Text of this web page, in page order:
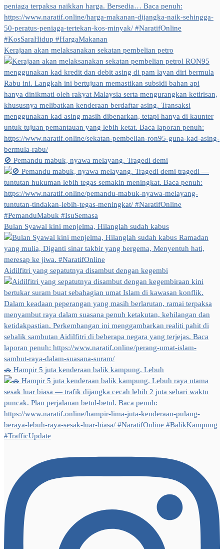
Kerajaan akan melaksanakan sekatan pembelian petro
🚫 Pemandu mabuk, nyawa melayang. Tragedi demi
Bulan Syawal kini menjelma, Hilanglah sudah kabus
Aidilfitri yang sepatutnya disambut dengan kegembi
🚗 Hampir 5 juta kenderaan balik kampung. Lebuh